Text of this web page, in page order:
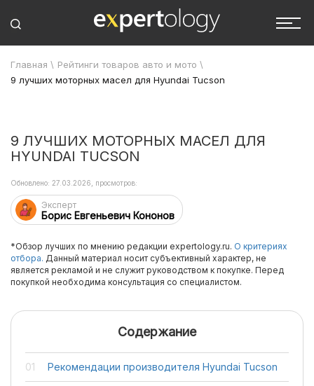
Главная \ Рейтинги товаров авто и мото \
9 лучших моторных масел для Hyundai Tucson
9 ЛУЧШИХ МОТОРНЫХ МАСЕЛ ДЛЯ
HYUNDAI TUCSON
Эксперт
Борис Евгеньевич Кононов
Обновлено: 27.03.2026, просмотров:
*Обзор лучших по мнению редакции expertology.ru. О критериях
отбора. Данный материал носит субъективный характер, не
является рекламой и не служит руководством к покупке. Перед
покупкой необходима консультация со специалистом.
Содержание
Рекомендации производителя Hyundai Tucson